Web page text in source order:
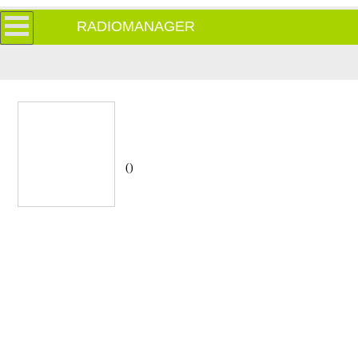
RADIOMANAGER
()